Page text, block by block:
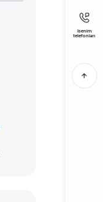
Isenim
telefonları